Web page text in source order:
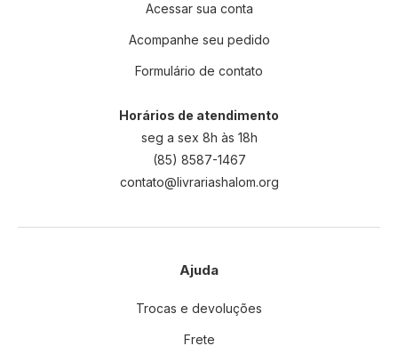
Acessar sua conta
Acompanhe seu pedido
Formulário de contato
Horários de atendimento
seg a sex 8h às 18h
(85) 8587-1467
contato@livrariashalom.org
Ajuda
Trocas e devoluções
Frete